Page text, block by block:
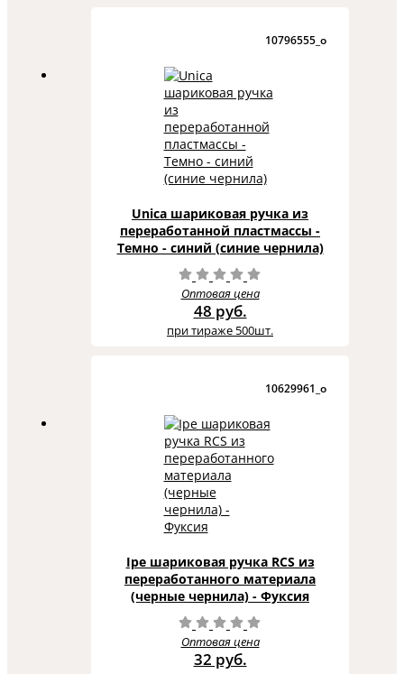
10796555_o
Unica шариковая ручка из
переработанной пластмассы -
Темно - синий (синие чернила)
Оптовая цена
48 руб.
при тираже 500шт.
10629961_o
Ipe шариковая ручка RCS из
переработанного материала
(черные чернила) - Фуксия
Оптовая цена
32 руб.